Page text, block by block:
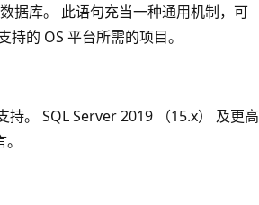
据库。 此语句充当一种通用机制，可
的 OS 平台所需的项目。
。 SQL Server 2019 （15.x） 及更高